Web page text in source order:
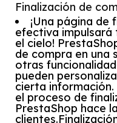
Finalización de
¡Una página de
efectiva impulsará
el cielo!
de compra en una
otras
pueden
cierta
el proceso de
PrestaShop hace